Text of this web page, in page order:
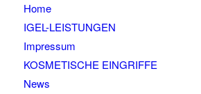
Home
IGEL-LEISTUNGEN
Impressum
KOSMETISCHE EINGRIFFE
News